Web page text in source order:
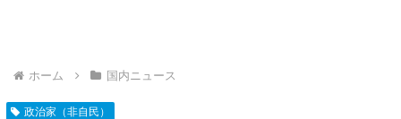
ホーム 国内ニュース
政治家（非自民）